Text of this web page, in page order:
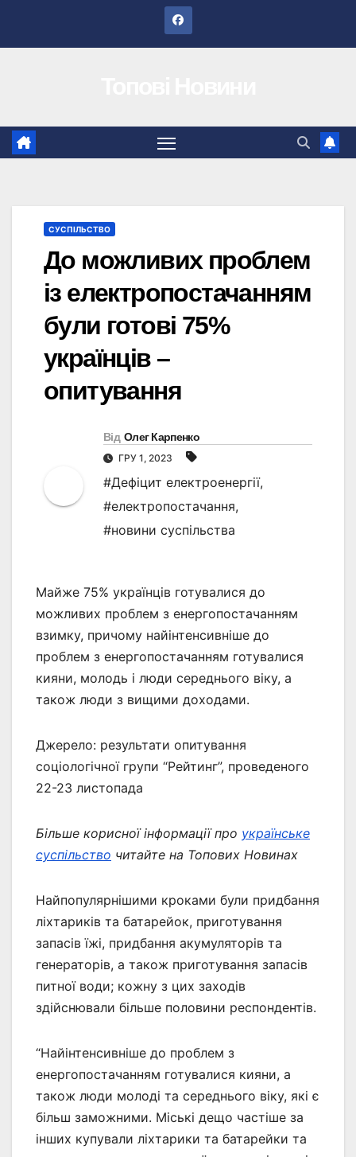
СУСПІЛЬСТВО
До можливих проблем
із електропостачанням
були готові 75%
українців –
опитування
Від Олег Карпенко
ГРУ 1, 2023
#Дефіцит електроенергії,
#електропостачання,
#новини суспільства
Майже 75% українців готувалися до
можливих проблем з енергопостачанням
взимку, причому найінтенсивніше до
проблем з енергопостачанням готувалися
кияни, молодь і люди середнього віку, а
також люди з вищими доходами.
Джерело: результати опитування
соціологічної групи “Рейтинг”, проведеного
22-23 листопада
Більше корисної інформації про українське
суспільство читайте на Топових Новинах
Найпопулярнішими кроками були придбання
ліхтариків та батарейок, приготування
запасів їжі, придбання акумуляторів та
генераторів, а також приготування запасів
питної води; кожну з цих заходів
здійснювали більше половини респондентів.
“Найінтенсивніше до проблем з
енергопостачанням готувалися кияни, а
також люди молоді та середнього віку, які є
більш заможними. Міські дещо частіше за
інших купували ліхтарики та батарейки та